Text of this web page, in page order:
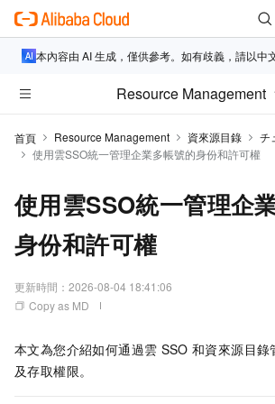
本內容由 AI 生成，僅供參考。如有歧義，請以中
Resource Management
首頁 Resource Management 資來源目錄
チ
使用雲SSO統一管理企業多帳號的身份和許可權
使用雲SSO統一管理企
身份和許可權
更新時間： 2026-08-04 18:41:06
Copy as MD
本文為您介紹如何通過雲 SSO 和資來源目錄
及存取權限。